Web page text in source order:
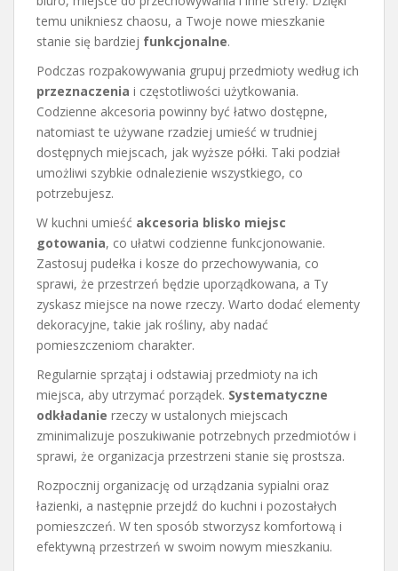
temu unikniesz chaosu, a Twoje nowe mieszkanie
stanie się bardziej funkcjonalne.
Podczas rozpakowywania grupuj przedmioty według ich
przeznaczenia i częstotliwości użytkowania.
Codzienne akcesoria powinny być łatwo dostępne,
natomiast te używane rzadziej umieść w trudniej
dostępnych miejscach, jak wyższe półki. Taki podział
umożliwi szybkie odnalezienie wszystkiego, co
potrzebujesz.
W kuchni umieść akcesoria blisko miejsc
gotowania, co ułatwi codzienne funkcjonowanie.
Zastosuj pudełka i kosze do przechowywania, co
sprawi, że przestrzeń będzie uporządkowana, a Ty
zyskasz miejsce na nowe rzeczy. Warto dodać elementy
dekoracyjne, takie jak rośliny, aby nadać
pomieszczeniom charakter.
Regularnie sprzątaj i odstawiaj przedmioty na ich
miejsca, aby utrzymać porządek. Systematyczne
odkładanie rzeczy w ustalonych miejscach
zminimalizuje poszukiwanie potrzebnych przedmiotów i
sprawi, że organizacja przestrzeni stanie się prostsza.
Rozpocznij organizację od urządzania sypialni oraz
łazienki, a następnie przejdź do kuchni i pozostałych
pomieszczeń. W ten sposób stworzysz komfortową i
efektywną przestrzeń w swoim nowym mieszkaniu.